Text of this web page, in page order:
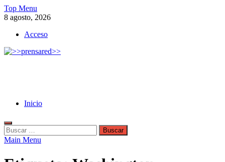
Skip
to
Top Menu
8 agosto, 2026
Acceso
Inicio
Buscar:
Main Menu